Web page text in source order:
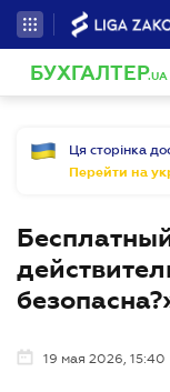
БУХГАЛТЕР.UA
Ця сторінка
Перейти на
19 мая 2026, 15:40